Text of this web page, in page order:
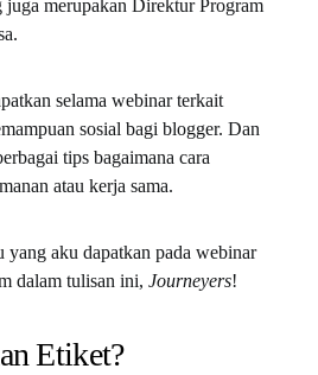
merupakan Direktur Program
selama webinar terkait
sosial bagi blogger. Dan
tips bagaimana cara
atau kerja sama.
yang aku dapatkan pada webinar
dalam tulisan ini, Journeyers!
Etiket?